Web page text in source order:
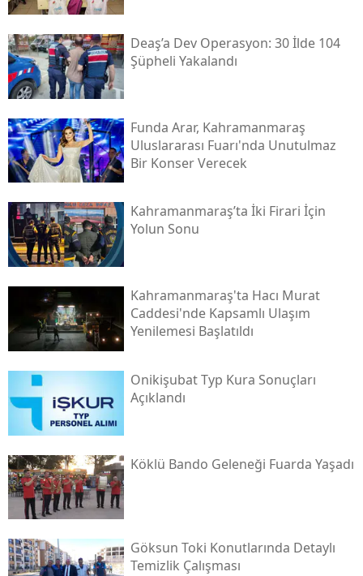
Deaş’a Dev Operasyon: 30 İlde 104
Şüpheli Yakalandı
Funda Arar, Kahramanmaraş
Uluslararası Fuarı'nda Unutulmaz
Bir Konser Verecek
Kahramanmaraş’ta İki Firari İçin
Yolun Sonu
Kahramanmaraş'ta Hacı Murat
Caddesi'nde Kapsamlı Ulaşım
Yenilemesi Başlatıldı
Onikişubat Typ Kura Sonuçları
Açıklandı
Köklü Bando Geleneği Fuarda Yaşadı
Göksun Toki̇ Konutlarında Detaylı
Temizlik Çalışması